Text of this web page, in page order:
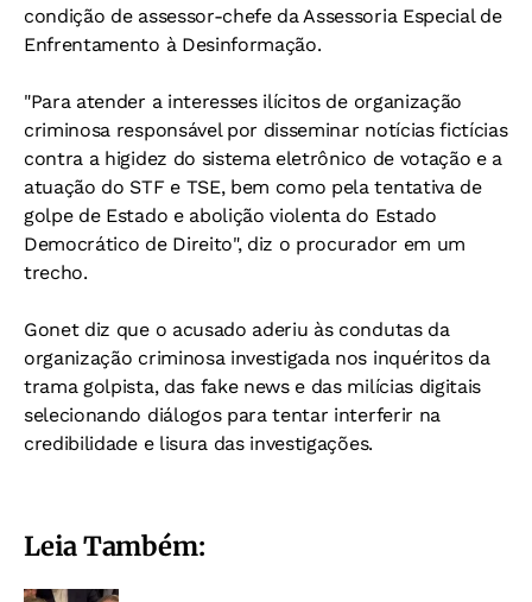
condição de assessor-chefe da Assessoria Especial de
Enfrentamento à Desinformação.
"Para atender a interesses ilícitos de organização
criminosa responsável por disseminar notícias fictícias
contra a higidez do sistema eletrônico de votação e a
atuação do STF e TSE, bem como pela tentativa de
golpe de Estado e abolição violenta do Estado
Democrático de Direito", diz o procurador em um
trecho.
Gonet diz que o acusado aderiu às condutas da
organização criminosa investigada nos inquéritos da
trama golpista, das fake news e das milícias digitais
selecionando diálogos para tentar interferir na
credibilidade e lisura das investigações.
Leia Também: